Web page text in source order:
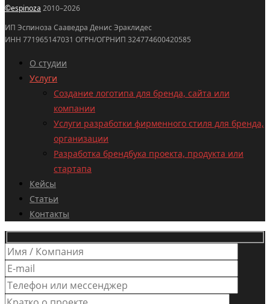
©espinoza 2010–2026
ИП Эспиноза Сааведра Денис Эраклидес
ИНН 771965147031 ОГРН/ОГРНИП 324774600420585
О студии
Услуги
Создание логотипа для бренда, сайта или
компании
Услуги разработки фирменного стиля для бренда,
организации
Разработка брендбука проекта, продукта или
стартапа
Кейсы
Статьи
Контакты